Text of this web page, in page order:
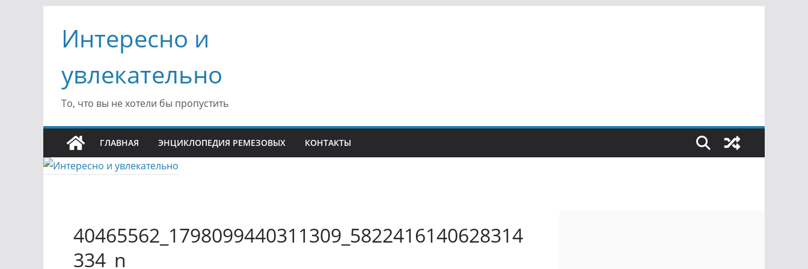
содержимому
Интересно и
увлекательно
То, что вы не хотели бы пропустить
ГЛАВНАЯ ЭНЦИКЛОПЕДИЯ РЕМЕЗОВЫХ КОНТАКТЫ
40465562_1798099440311309_5822416140628314
334_n